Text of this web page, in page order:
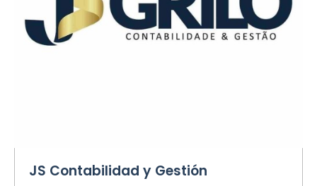
JS Contabilidad y Gestión